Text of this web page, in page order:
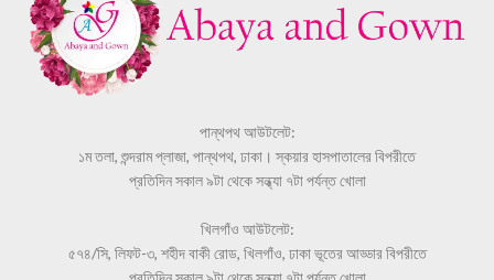
পান্থপথ আউটলেট:
১ম তলা, শুন্দরাম প্লাজা, পান্থপথ, ঢাকা। স্কয়ার হাসপাতালের বিপরীতে
প্রতিদিন সকাল ৯টা থেকে সন্ধ্যা ৭টা পর্যন্ত খোলা
খিলগাঁও আউটলেট:
৫৭৪/সি, লিফট-৩, শহীদ বাকী রোড, খিলগাঁও, ঢাকা ভূতের আড্ডার বিপরীতে